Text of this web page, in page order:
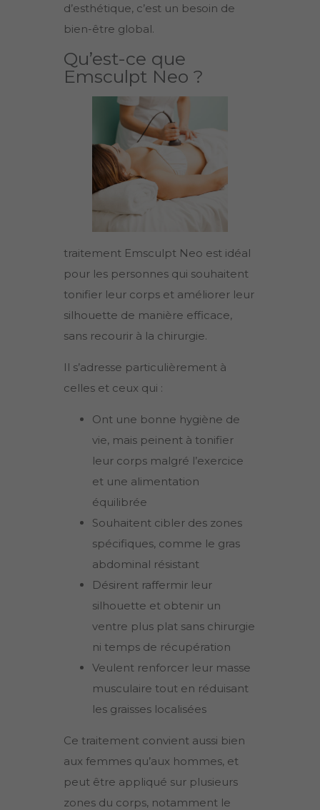
d’esthétique, c’est un besoin de
bien-être global.
Qu’est-ce que
Emsculpt Neo ?
traitement Emsculpt Neo est idéal
pour les personnes qui souhaitent
tonifier leur corps et améliorer leur
silhouette de manière efficace,
sans recourir à la chirurgie.
Il s’adresse particulièrement à
celles et ceux qui :
Ont une bonne hygiène de
vie, mais peinent à tonifier
leur corps malgré l’exercice
et une alimentation
équilibrée
Souhaitent cibler des zones
spécifiques, comme le gras
abdominal résistant
Désirent raffermir leur
silhouette et obtenir un
ventre plus plat sans chirurgie
ni temps de récupération
Veulent renforcer leur masse
musculaire tout en réduisant
les graisses localisées
Ce traitement convient aussi bien
aux femmes qu’aux hommes, et
peut être appliqué sur plusieurs
zones du corps, notamment le